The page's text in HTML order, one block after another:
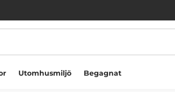
Utomhusmiljö Begagnat